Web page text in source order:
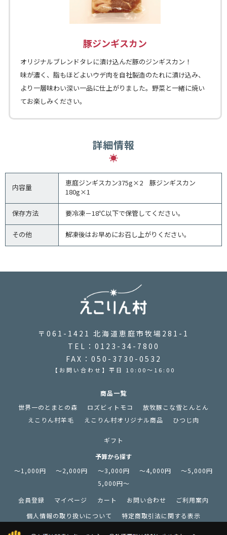
豚ジンギスカン
オリジナルブレンドタレに漬け込んだ豚のジンギスカン！
味が濃く、脂もほどよいウデ肉を自社製造のたれに漬け込み、
より一層味わい深い一品に仕上がりました。野菜と一緒に焼い
てお楽しみください。
詳細情報
内容量
恵庭ジンギスカン375g×2 豚ジンギスカン
180g×1
保存方法 要冷凍－18℃以下で保管してください。
その他 解凍後はお早めにお召し上がりください。
〒061-1421 北海道恵庭市牧場281-1
TEL：0123-34-7800
FAX：050-3730-0532
【お問い合わせ】平日 10:00～16:00
商品一覧
世界一のとまとの森
ロズビィトモコ
放牧豚こな雪とんとん
えこりん村羊毛
えこりん村オリジナル商品 ひつじ肉
ギフト
予算から探す
～1,000円
～2,000円 ～3,000円 ～4,000円
～5,000円
5,000円～
会員登録
マイページ カート お問い合わせ
ご利用案内
個人情報の取り扱いについて
特定商取引法に関する表示